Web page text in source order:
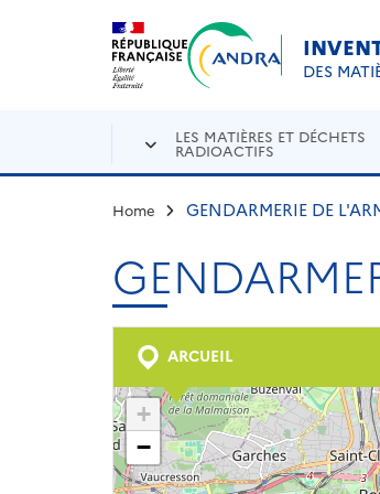
Aller au contenu principal
DES
LES MATIÈRES ET DÉCHETS
RADIOACTIFS
Home GENDARMERIE DE
ARCUEIL
+
−